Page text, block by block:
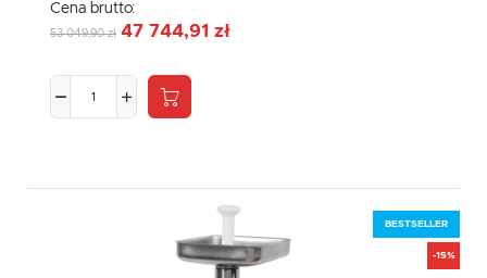
Cena brutto:
53 049,90 zł 47 744,91 zł
BESTSELLER
-15%